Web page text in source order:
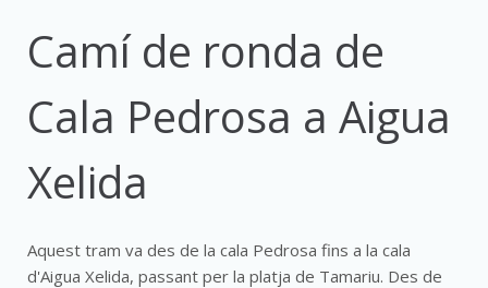
Camí de ronda de
Cala Pedrosa a Aigua
Xelida
Aquest tram va des de la cala Pedrosa fins a la cala
d'Aigua Xelida, passant per la platja de Tamariu. Des de